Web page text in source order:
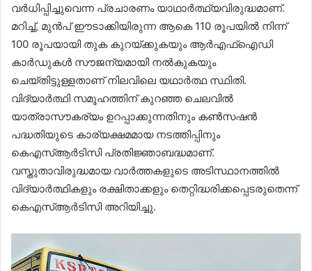
വർധിപ്പിച്ചുവെന്ന പ്രചാരണം യാഥാർത്ഥ്യവിരുദ്ധമാണ്.
മറിച്ച്, മുൻപ് ഈടാക്കിയിരുന്ന ആകെ 110 രൂപയിൽ നിന്ന്
100 രൂപയായി തുക കുറയ്ക്കുകയും ആർഎഫ്ഐഡി
കാർഡുകൾ സൗജന്യമായി നൽകുകയും
ചെയ്തിട്ടുള്ളതാണ് നിലവിലെ യഥാർത്ഥ സ്ഥിതി.
വിദ്യാർത്ഥി സമൂഹത്തിന് കുറഞ്ഞ ചെലവിൽ
യാത്രാസൗകര്യം ഉറപ്പാക്കുന്നതിനും കൺസഷൻ
പദ്ധതിയുടെ കാര്യക്ഷമമായ നടത്തിപ്പിനും
കെഎസ്ആർടിസി പ്രതിജ്ഞാബദ്ധമാണ്.
വസ്തുതാവിരുദ്ധമായ വാർത്തകളുടെ അടിസ്ഥാനത്തിൽ
വിദ്യാർത്ഥികളും രക്ഷിതാക്കളും തെറ്റിദ്ധരിക്കപ്പെടരുതെന്ന്
കെഎസ്ആർടിസി അറിയിച്ചു.